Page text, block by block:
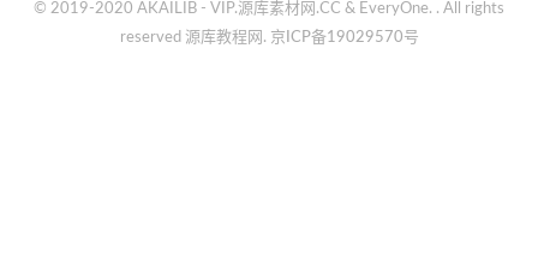
© 2019-2020 AKAILIB - VIP.源库素材网.CC & EveryOne. . All rights
reserved 源库教程网. 京ICP备19029570号